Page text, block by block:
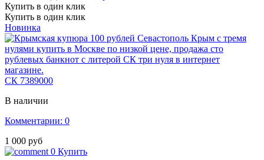
Купить в один клик
Купить в один клик
Новинка
СК 7389000
В наличии
Комментарии: 0
1 000 руб
0 Купить